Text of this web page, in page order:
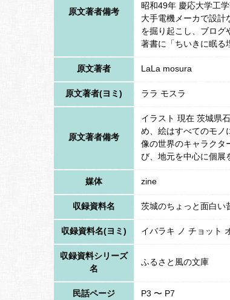
戦いを繰り返し、ついに永禄十二
さて、この頭白上人が母親の供養
いる採石場がある。そのすぐ隣に
桜が彩りを添えている。五輪塔は
「功徳主 頭白上人 大工本郷 永
と刻まれている。永正十二年＝西
永正十二年は室町時代末期で時代
間支配していた場所である。
佐竹氏が手這坂の戦いで小田氏治
三楽斎の墓も山桜はらはらと舞い
原文著者備考
昭和49年 慶応大学工
大手電機メーカで設計
を掘り起こし、ブログ
著書に「ちいきに眠る
原文著者 LaLa mosura
原文著者(ヨミ) ララ モスラ
原文著者備考
イラスト 現在 茨城県
め、絵はすべてのモノ
像の世界のキャラクタ
び、地元を中心に個展
媒体 zine
収録資料名 茨城のちょっと面白い
収録資料名(ヨミ) イバラキ ノ チョット
収録資料シリーズ
名
ふるさと風の文庫
民話ページ P3 〜 P7